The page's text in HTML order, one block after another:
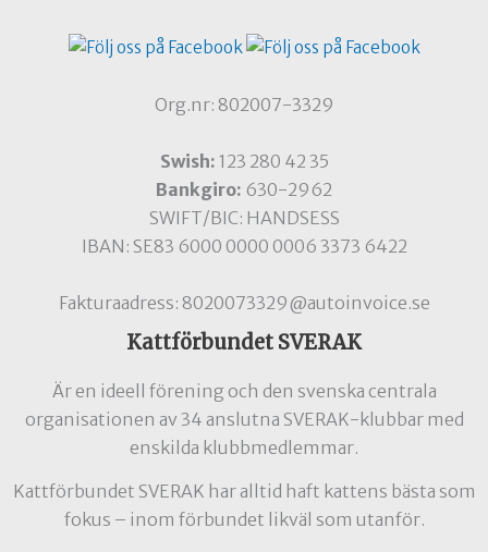
Org.nr: 802007-3329
Swish: 123 280 42 35
Bankgiro: 630-2962
SWIFT/BIC: HANDSESS
IBAN: SE83 6000 0000 0006 3373 6422
Fakturaadress: 8020073329@autoinvoice.se
Kattförbundet SVERAK
Är en ideell förening och den svenska centrala
organisationen av 34 anslutna SVERAK-klubbar med
enskilda klubbmedlemmar.
Kattförbundet SVERAK har alltid haft kattens bästa som
fokus – inom förbundet likväl som utanför.